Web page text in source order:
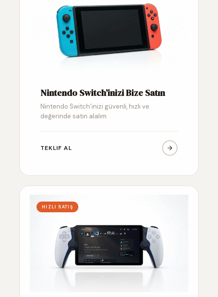
Nintendo Switch’inizi Bize Satın
Nintendo Switch’inizi güvenli, hızlı ve
değerinde satın alalım
TEKLIF AL
HIZLI SATIŞ